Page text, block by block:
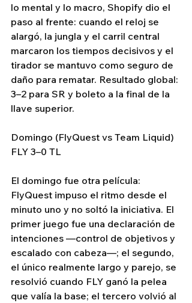
lo mental y lo macro, Shopify dio el
paso al frente: cuando el reloj se
alargó, la jungla y el carril central
marcaron los tiempos decisivos y el
tirador se mantuvo como seguro de
daño para rematar. Resultado global:
3–2 para SR y boleto a la final de la
llave superior.
Domingo (FlyQuest vs Team Liquid)
FLY 3–0 TL
El domingo fue otra película:
FlyQuest impuso el ritmo desde el
minuto uno y no soltó la iniciativa. El
primer juego fue una declaración de
intenciones —control de objetivos y
escalado con cabeza—; el segundo,
el único realmente largo y parejo, se
resolvió cuando FLY ganó la pelea
que valía la base; el tercero volvió al